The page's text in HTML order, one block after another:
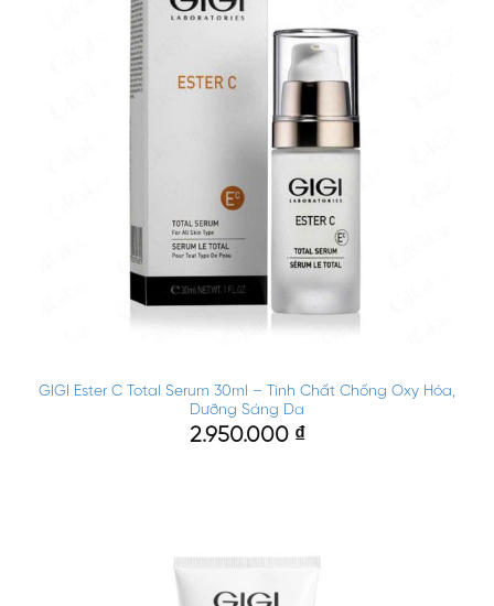
GIGI Ester C Total Serum 30ml – Tinh Chất Chống Oxy Hóa,
Dưỡng Sáng Da
2.950.000 ₫